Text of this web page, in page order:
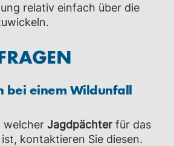
relativ einfach über die
bei einem Wildunfall
welcher Jagdpächter für das
kontaktieren Sie diesen.